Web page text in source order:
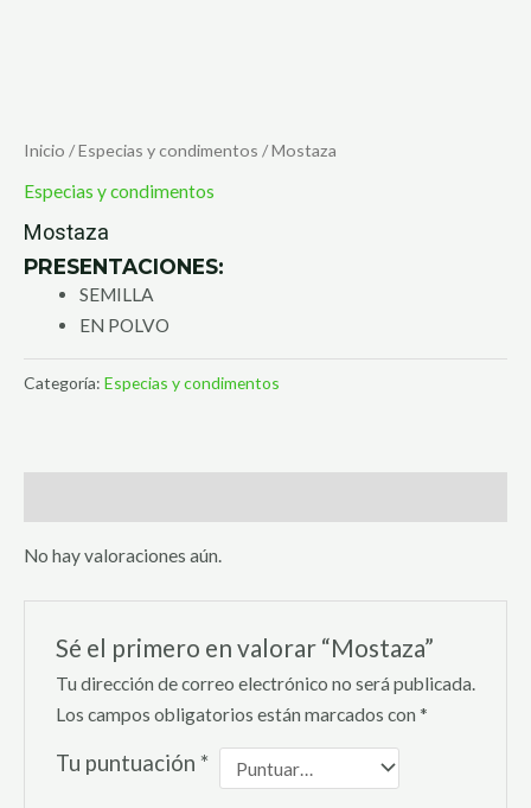
Inicio /Especias y condimentos / Mostaza
Especias y condimentos
Mostaza
PRESENTACIONES:
SEMILLA
EN POLVO
Categoría: Especias y condimentos
No hay valoraciones aún.
Sé el primero en valorar “Mostaza”
Tu dirección de correo electrónico no será publicada.
Los campos obligatorios están marcados con *
Tu puntuación *